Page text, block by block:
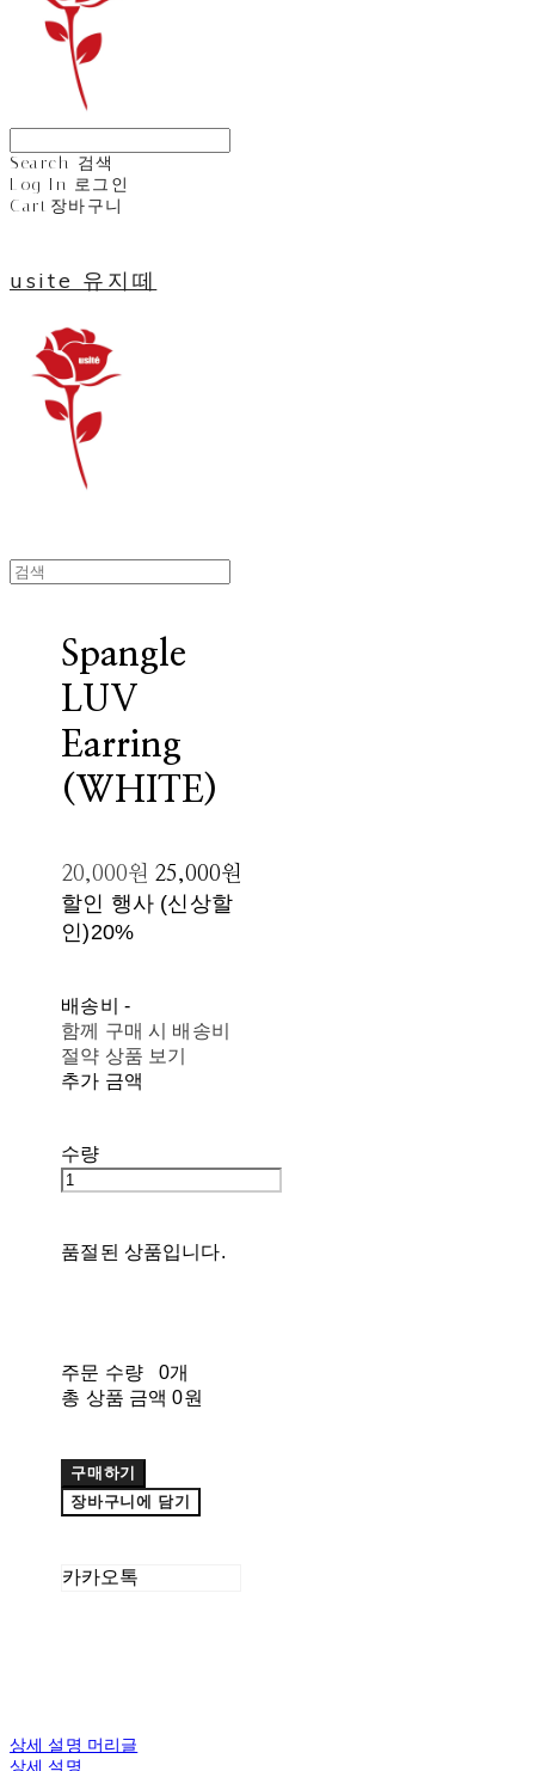
Search 검색
Log In 로그인
Cart 장바구니
usite 유지떼
Spangle
LUV
Earring
(WHITE)
20,000원 25,000원
할인 행사 (신상할
인)20%
배송비 -
함께 구매 시 배송비
절약 상품 보기
추가 금액
수량
품절된 상품입니다.
주문 수량
0개
총 상품 금액 0원
구매하기
장바구니에 담기
카카오톡
상세 설명 머리글
상세 설명